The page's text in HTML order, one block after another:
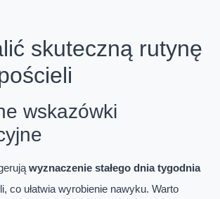
skuteczną rutynę
wskazówki
wyznaczenie stałego dnia tygodnia
co ułatwia wyrobienie nawyku. Warto